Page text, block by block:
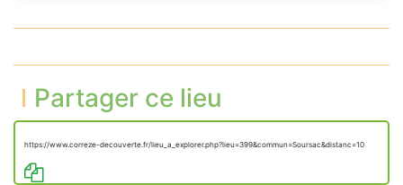
Partager ce lieu
https://www.correze-decouverte.fr/lieu_a_explorer.php?lieu=399&commun=Soursac&distanc=10